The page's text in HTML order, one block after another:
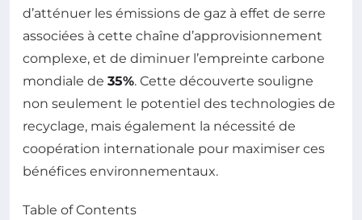
d’atténuer les émissions de gaz à effet de serre
associées à cette chaîne d’approvisionnement
complexe, et de diminuer l’empreinte carbone
mondiale de 35%. Cette découverte souligne
non seulement le potentiel des technologies de
recyclage, mais également la nécessité de
coopération internationale pour maximiser ces
bénéfices environnementaux.
Table of Contents